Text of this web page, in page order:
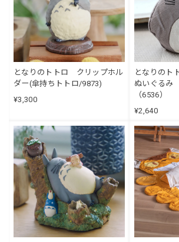
となりのトトロ クリップホル
ダー(傘持ちトトロ/9873)
¥3,300
となりの
ぬいぐるみ
（6536）
¥2,640